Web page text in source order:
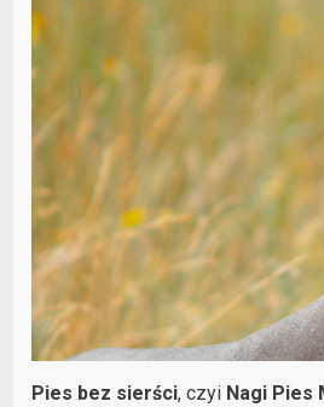
Pies bez sierści, czyi Nagi Pies